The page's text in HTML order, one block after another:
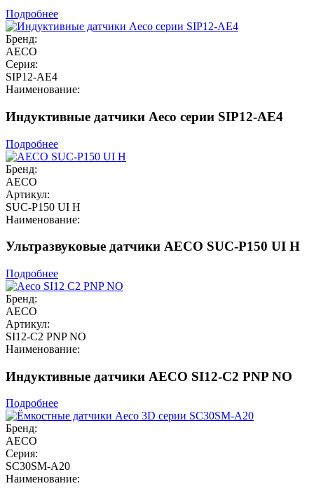
Подробнее
Бренд:
AECO
Серия:
SIP12-AE4
Наименование:
Индуктивные датчики Aeco серии SIP12-AE4
Подробнее
Бренд:
AECO
Артикул:
SUC-P150 UI H
Наименование:
Ультразвуковые датчики AECO SUC-P150 UI H
Подробнее
Бренд:
AECO
Артикул:
SI12-C2 PNP NO
Наименование:
Индуктивные датчики AECO SI12-C2 PNP NO
Подробнее
Бренд:
AECO
Серия:
SC30SM-A20
Наименование: